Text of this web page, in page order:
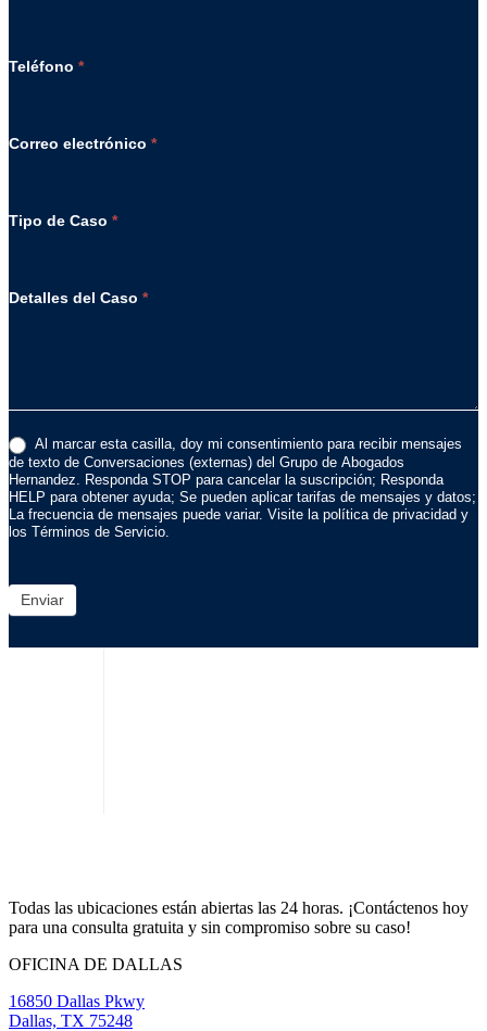
Teléfono *
Correo electrónico *
Tipo de Caso *
Detalles del Caso *
Al marcar esta casilla, doy mi consentimiento para recibir mensajes
de texto de Conversaciones (externas) del Grupo de Abogados
Hernandez. Responda STOP para cancelar la suscripción; Responda
HELP para obtener ayuda; Se pueden aplicar tarifas de mensajes y datos;
La frecuencia de mensajes puede variar. Visite la política de privacidad y
los Términos de Servicio.
Enviar
Todas las ubicaciones están abiertas las 24 horas. ¡Contáctenos hoy
para una consulta gratuita y sin compromiso sobre su caso!
OFICINA DE DALLAS
16850 Dallas Pkwy
Dallas, TX 75248